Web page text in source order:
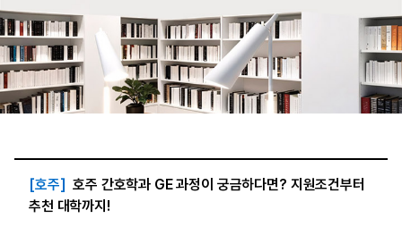
[호주] 호주 간호학과 GE 과정이 궁금하다면? 지원조건부터
추천 대학까지!